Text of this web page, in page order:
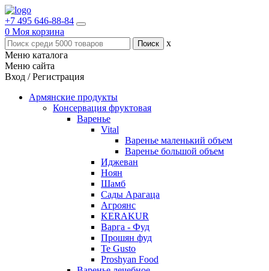
+7 495 646-88-84
0 Моя корзина
x
Меню каталога
Меню сайта
Вход / Регистрация
Армянские продукты
Консервация фруктовая
Варенье
Vital
Варенье маленький объем
Варенье большой объем
Иджеван
Ноян
Шамб
Сады Арагаца
Агроянс
KERAKUR
Варга - Фуд
Прошян фуд
Te Gusto
Proshyan Food